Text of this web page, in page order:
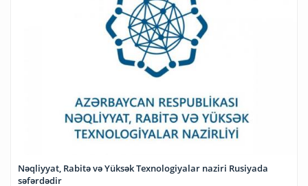
Nəqliyyat, Rabitə və Yüksək Texnologiyalar naziri Rusiyada
səfərdədir